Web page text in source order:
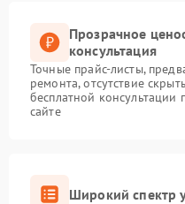
Прозрачное
консультация
Точные прайс-листы,
ремонта, отсутствие
бесплатной
сайте
Широкий спектр